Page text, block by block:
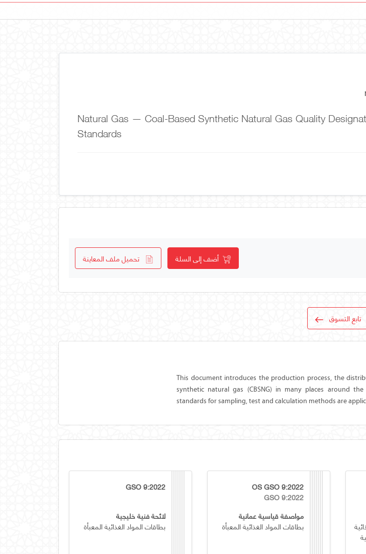
Natural Gas — Coal-Based Synthetic Natural Gas Quality
Standards
أضف إلى السلة تحميل ملف المعاينة
تابع التسوق
This document introduces the production process, the
synthetic natural gas (CBSNG) in many places around
standards for sampling, test and calculation methods are
OS GSO 9:2022
GSO 9:2022
مواصفة قياسية عمانية
بطاقات المواد الغذائية المعبأة
GSO 9:2022
لائحة فنية خليجية
بطاقات المواد الغذائية المعبأة